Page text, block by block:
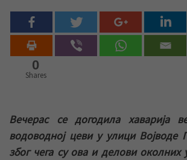
0
Shares
Вечерас се догодила хаварија
водоводној цеви у улици Војводе
због чега су ова и делови околних